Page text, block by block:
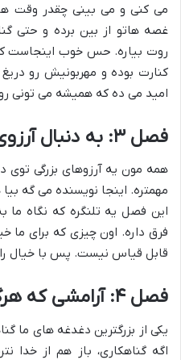
می کنی و می بینی چقدر وقت
غصه هاتو از بین برده و حتی
روت بیاره. حس خوب اینجاست
کنارت بوده و مهربونیش رو
امید می ده که همیشه می
فصل ۳: به دنبال آرزوی بزرگم!
همه مون یه آرزوهای بزرگی توی
مهمتره. اینجا نویسنده می گه
این فصل یه تلنگره که نگاه ما
فرق داره. اون چیزی که برای ما
قابل قیاس نیست. پس با خیال
فصل ۴: آرامشی که هرگز گم نمی کنم!
یکی از بزرگترین دغدغه های ما
اگه گناهکاری، باز هم از خدا